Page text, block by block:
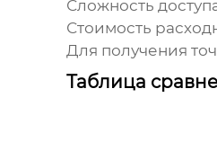
Сложность
Стоимость
Для получения
Таблица